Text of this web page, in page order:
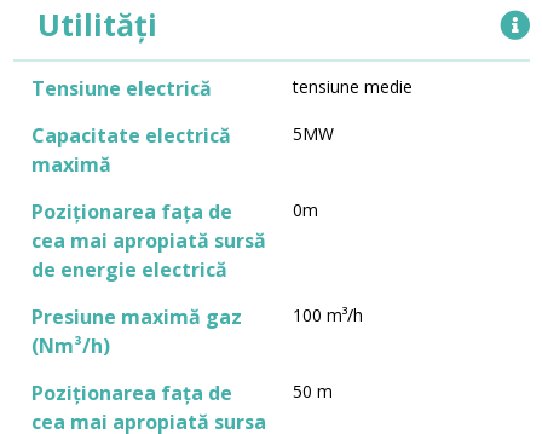
Utilități
Tensiune electrică tensiune medie
Capacitate electrică
maximă
5MW
Poziționarea fața de
cea mai apropiată sursă
de energie electrică
0m
Presiune maximă gaz
(Nm³/h)
100 m³/h
Poziționarea fața de
cea mai apropiată sursa
50 m